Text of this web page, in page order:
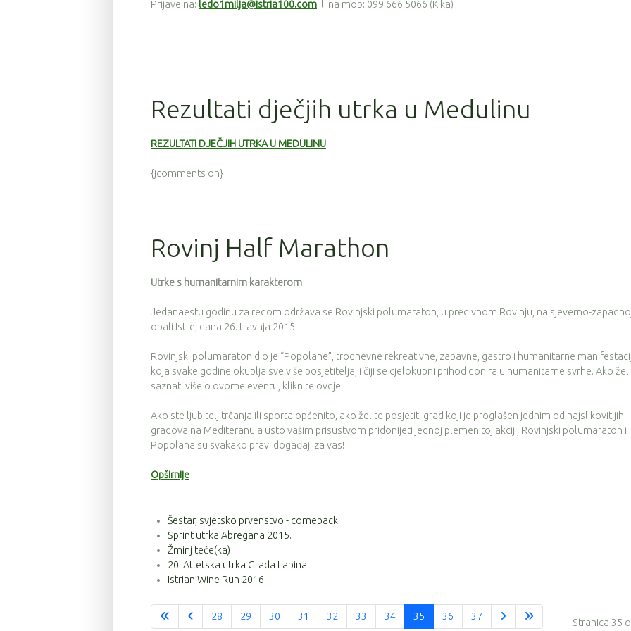
Prijave na: ledo1milja@istria100.com ili na mob: 099 666 5066 (Kika)
Rezultati dječjih utrka u Medulinu
REZULTATI DJEČJIH UTRKA U MEDULINU
{jcomments on}
Rovinj Half Marathon
Utrke s humanitarnim karakterom
Jedanaestu godinu za redom održava se Rovinjski polumaraton, u predivnom Rovinju, na sjeverno-
obali Istre, dana 26. travnja 2015.
Rovinjski polumaraton dio je “Popolane”, trodnevne rekreativne, zabavne, gastro i humanitarne
koja svake godine okuplja sve više posjetitelja, i čiji se cjelokupni prihod donira u humanitarne svrhe. Ako
saznati više o ovome eventu, kliknite ovdje.
Ako ste ljubitelj trčanja ili sporta općenito, ako želite posjetiti grad koji je proglašen jednim od najslikovitijih
gradova na Mediteranu a usto vašim prisustvom pridonijeti jednoj plemenitoj akciji, Rovinjski polumaraton i
Popolana su svakako pravi događaji za vas!
Opširnije
Šestar, svjetsko prvenstvo - comeback
Sprint utrka Abregana 2015.
Žminj teče(ka)
20. Atletska utrka Grada Labina
Istrian Wine Run 2016
Stranica 35
28 29 30 31 32 33 34 35 36 37